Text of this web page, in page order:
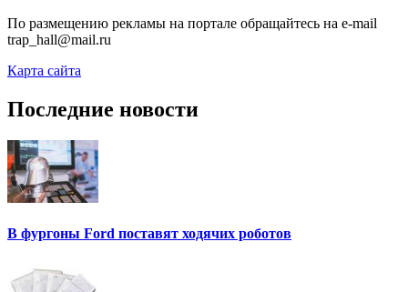
По размещению рекламы на портале обращайтесь на e-mail
trap_hall@mail.ru
Карта сайта
Последние новости
В фургоны Ford поставят ходячих роботов